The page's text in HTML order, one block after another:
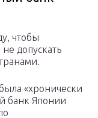
чтобы
допускать
«хронически
банк Японии